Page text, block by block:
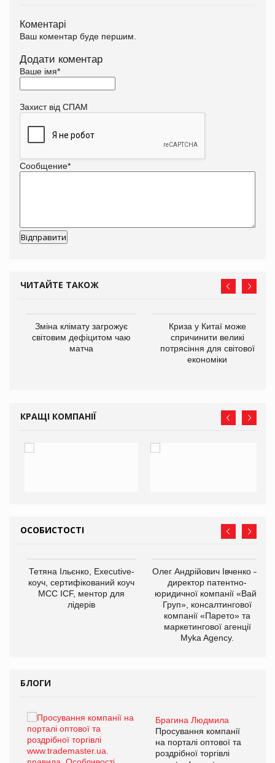
Коментарі
Ваш коментар буде першим.
Додати коментар
Ваше імя*
Захист від СПАМ
Сообщение*
ЧИТАЙТЕ ТАКОЖ
Зміна клімату загрожує
світовим дефіцитом чаю
матча
Криза у Китаї може
спричинити великі
потрясіння для світової
економіки
КРАЩІ КОМПАНІЇ
ОСОБИСТОСТІ
Тетяна Ільєнко, Executive-
коуч, сертифікований коуч
МСС ICF, ментор для
лідерів
Олег Андрійович Івченко —
директор патентно-
юридичної компанії «Вайз
Груп», консалтингової
компанії «Парето» та
маркетингової агенції
Myka Agency.
БЛОГИ
Брагина Людмила
Просування компанії
на порталі оптової та
роздрібної торгівлі